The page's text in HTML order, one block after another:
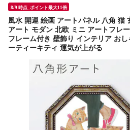
8/9 時点_ポイント最大11倍
風水 開運 絵画 アートパネル 八角 猫
アート モダン 北欧 ミニ アートフレ
フレーム付き 壁飾り インテリア お
ーティーキティ 運気が上がる